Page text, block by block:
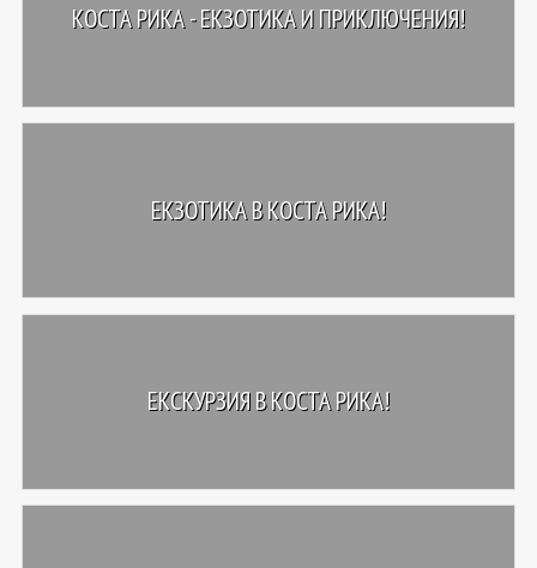
КОСТА РИКА - ЕКЗОТИКА И ПРИКЛЮЧЕНИЯ!
ЕКЗОТИКА В КОСТА РИКА!
ЕКСКУРЗИЯ В КОСТА РИКА!